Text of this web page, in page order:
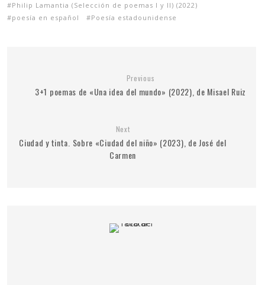
Philip Lamantia (Selección de poemas I y II) (2022)
poesía en español
Poesía estadounidense
Previous
3+1 poemas de «Una idea del mundo» (2022), de Misael Ruiz
Next
Ciudad y tinta. Sobre «Ciudad del niño» (2023), de José del
Carmen